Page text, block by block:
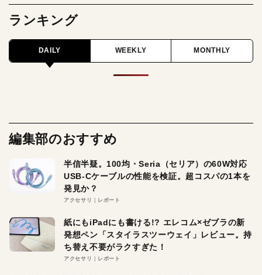
ランキング
DAILY WEEKLY MONTHLY
編集部のおすすめ
半信半疑。100均・Seria（セリア）の60W対応
USB-Cケーブルの性能を検証。超コスパの1本を
発見か？
アクセサリ レポート
紙にもiPadにも書ける!? エレコム×ゼブラの新
発想ペン「スタイラスツーウェイ」レビュー。持
ち替え不要がラクすぎた！
アクセサリ レポート